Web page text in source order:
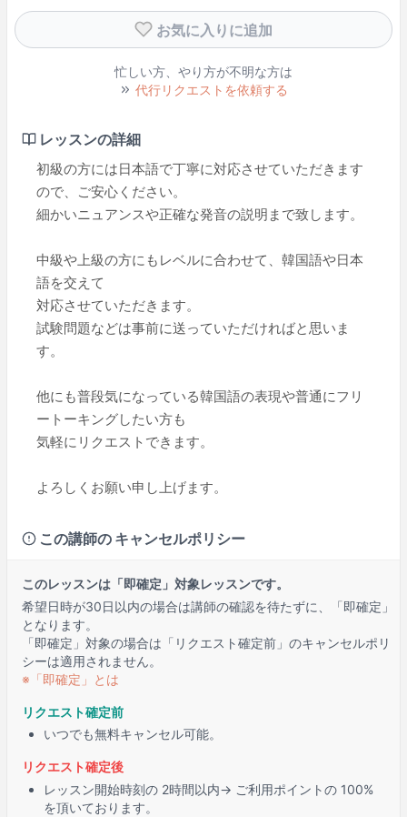
お気に入りに追加
忙しい方、やり方が不明な方は
代行リクエストを依頼する
レッスンの詳細
初級の方には日本語で丁寧に対応させていただきます
ので、ご安心ください。
細かいニュアンスや正確な発音の説明まで致します。
中級や上級の方にもレベルに合わせて、韓国語や日本
語を交えて
対応させていただきます。
試験問題などは事前に送っていただければと思いま
す。
他にも普段気になっている韓国語の表現や普通にフリ
ートーキングしたい方も
気軽にリクエストできます。
よろしくお願い申し上げます。
この講師の キャンセルポリシー
このレッスンは「即確定」対象レッスンです。
希望日時が30日以内の場合は講師の確認を待たずに、「即確定」
となります。
「即確定」対象の場合は「リクエスト確定前」のキャンセルポリ
シーは適用されません。
※「即確定」とは
リクエスト確定前
いつでも無料キャンセル可能。
リクエスト確定後
レッスン開始時刻の 2時間以内→ ご利用ポイントの 100%
を頂いております。